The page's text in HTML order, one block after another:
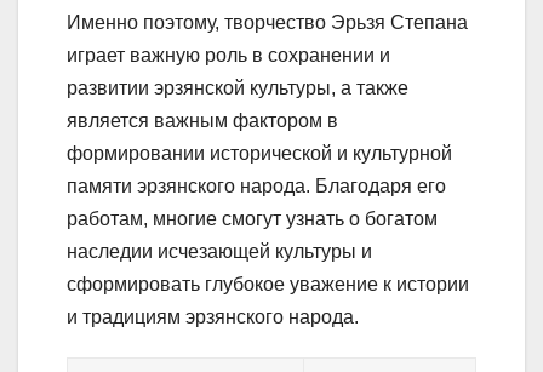
Именно поэтому, творчество Эрьзя Степана
играет важную роль в сохранении и
развитии эрзянской культуры, а также
является важным фактором в
формировании исторической и культурной
памяти эрзянского народа. Благодаря его
работам, многие смогут узнать о богатом
наследии исчезающей культуры и
сформировать глубокое уважение к истории
и традициям эрзянского народа.